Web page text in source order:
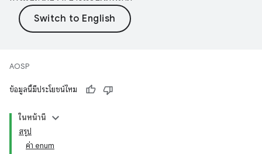
AOSP
ข้อมูลนี้มีประโยชน์ไหม
ในหน้านี้
สรุป
ค่า enum